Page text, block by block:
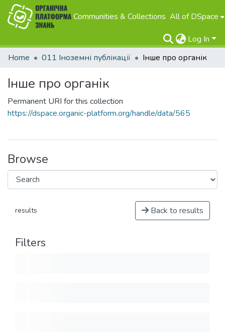
Communities & Collections All of DSpace
Log In
Home
011 Іноземні публікації Інше про органік
Інше про органік
Permanent URI for this collection
https://dspace.organic-platform.org/handle/data/565
Browse
results Back to results
Filters